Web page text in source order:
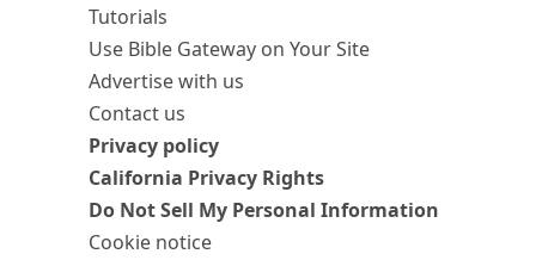
Tutorials
Use Bible Gateway on Your Site
Advertise with us
Contact us
Privacy policy
California Privacy Rights
Do Not Sell My Personal Information
Cookie notice